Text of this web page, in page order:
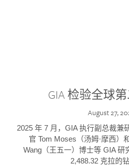
GIA 检验全球
August 27,
2025 年 7 月，GIA 执行副总裁兼
官 Tom Moses（汤姆·摩西）
Wang（王五一）博士等 GIA 研
2,488.32 克拉的